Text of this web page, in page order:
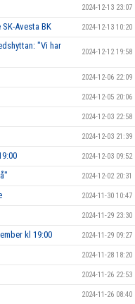
2024-12-13 23:07
Avesta BK 2024-12-13 10:20
"Vi har
2024-12-12 19:58
2024-12-06 22:09
2024-12-05 20:06
2024-12-03 22:58
2024-12-03 21:39
2024-12-03 09:52
2024-12-02 20:31
2024-11-30 10:47
2024-11-29 23:30
kl 19:00 2024-11-29 09:27
2024-11-28 18:20
2024-11-26 22:53
2024-11-26 08:40